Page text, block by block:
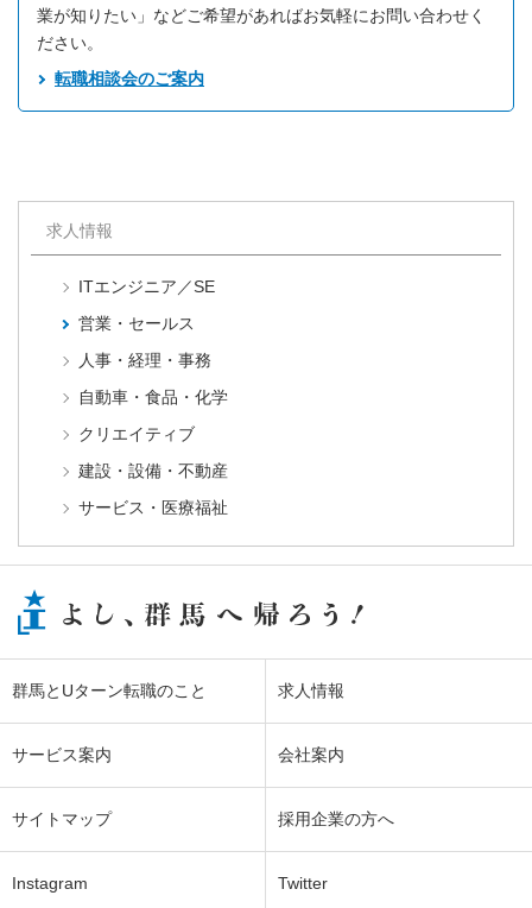
業が知りたい」などご希望があればお気軽にお問い合わせく
ださい。
転職相談会のご案内
求人情報
ITエンジニア／SE
営業・セールス
人事・経理・事務
自動車・食品・化学
クリエイティブ
建設・設備・不動産
サービス・医療福祉
群馬とUターン転職のこと 求人情報
サービス案内 会社案内
サイトマップ 採用企業の方へ
Instagram Twitter